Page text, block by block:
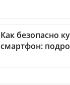
Как безопасно
смартфон: